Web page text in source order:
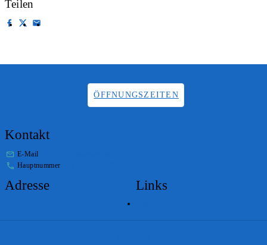
Teilen
ÖFFNUNGSZEITEN
Kontakt
E-Mail
Hauptnummer
Adresse Links